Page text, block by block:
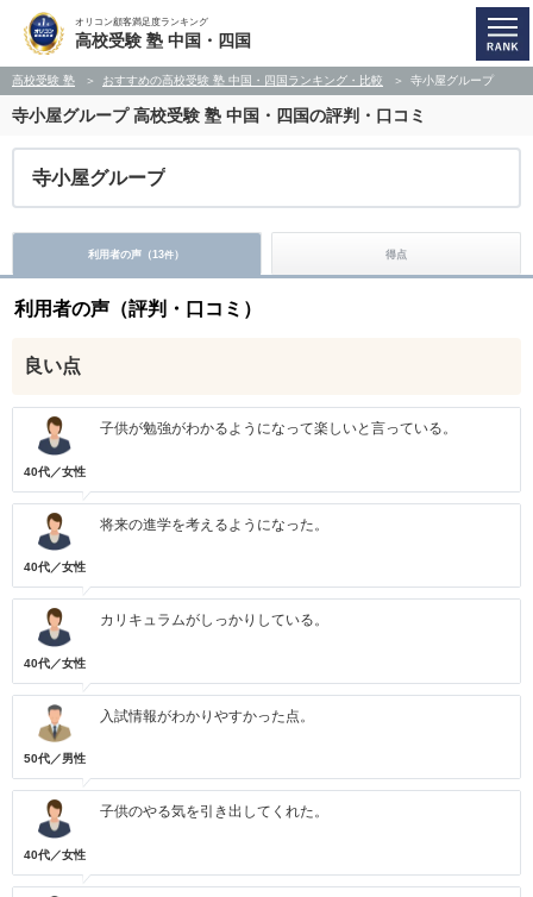
オリコン顧客満足度ランキング
高校受験 塾 中国・四国
高校受験 塾 おすすめの高校受験 塾 中国・四国ランキング・比較 寺小屋グループ
寺小屋グループ高校受験 塾 中国・四国の評判・口コミ
寺小屋グループ
利用者の声（13件） 得点
利用者の声（評判・口コミ）
良い点
40代／女性
子供が勉強がわかるようになって楽しいと言っている。
40代／女性
将来の進学を考えるようになった。
40代／女性
カリキュラムがしっかりしている。
50代／男性
入試情報がわかりやすかった点。
40代／女性
子供のやる気を引き出してくれた。